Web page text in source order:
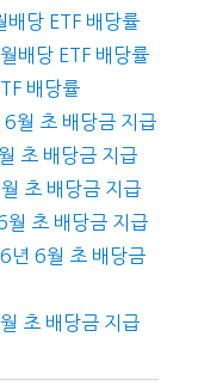
당 ETF 배당률
배당 ETF 배당률
배당률
월 초 배당금 지급
초 배당금 지급
초 배당금 지급
월 초 배당금 지급
년 6월 초 배당금
초 배당금 지급